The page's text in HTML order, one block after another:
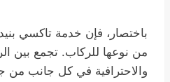
باختصار، فإن خدمة تاكسي
من نوعها للركاب. تجمع بين
والاحترافية في كل جانب من